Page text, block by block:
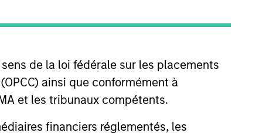
sens de la loi fédérale sur les placements
ainsi que conformément à
et les tribunaux compétents.
financiers réglementés, les